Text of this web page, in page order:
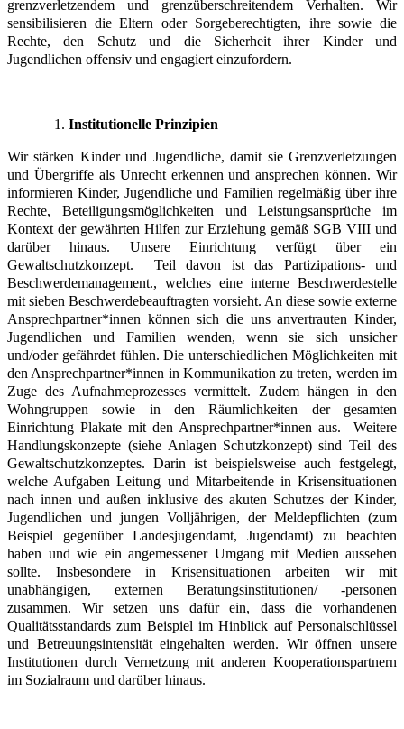
grenzverletzendem und grenzüberschreitendem Verhalten. Wir
sensibilisieren die Eltern oder Sorgeberechtigten, ihre sowie die
Rechte, den Schutz und die Sicherheit ihrer Kinder und
Jugendlichen offensiv und engagiert einzufordern.
Institutionelle Prinzipien
Wir stärken Kinder und Jugendliche, damit sie Grenzverletzungen
und Übergriffe als Unrecht erkennen und ansprechen können. Wir
informieren Kinder, Jugendliche und Familien regelmäßig über ihre
Rechte, Beteiligungsmöglichkeiten und Leistungsansprüche im
Kontext der gewährten Hilfen zur Erziehung gemäß SGB VIII und
darüber hinaus. Unsere Einrichtung verfügt über ein
Gewaltschutzkonzept. Teil davon ist das Partizipations- und
Beschwerdemanagement., welches eine interne Beschwerdestelle
mit sieben Beschwerdebeauftragten vorsieht. An diese sowie externe
Ansprechpartner*innen können sich die uns anvertrauten Kinder,
Jugendlichen und Familien wenden, wenn sie sich unsicher
und/oder gefährdet fühlen. Die unterschiedlichen Möglichkeiten mit
den Ansprechpartner*innen in Kommunikation zu treten, werden im
Zuge des Aufnahmeprozesses vermittelt. Zudem hängen in den
Wohngruppen sowie in den Räumlichkeiten der gesamten
Einrichtung Plakate mit den Ansprechpartner*innen aus. Weitere
Handlungskonzepte (siehe Anlagen Schutzkonzept) sind Teil des
Gewaltschutzkonzeptes. Darin ist beispielsweise auch festgelegt,
welche Aufgaben Leitung und Mitarbeitende in Krisensituationen
nach innen und außen inklusive des akuten Schutzes der Kinder,
Jugendlichen und jungen Volljährigen, der Meldepflichten (zum
Beispiel gegenüber Landesjugendamt, Jugendamt) zu beachten
haben und wie ein angemessener Umgang mit Medien aussehen
sollte. Insbesondere in Krisensituationen arbeiten wir mit
unabhängigen, externen Beratungsinstitutionen/ -personen
zusammen. Wir setzen uns dafür ein, dass die vorhandenen
Qualitätsstandards zum Beispiel im Hinblick auf Personalschlüssel
und Betreuungsintensität eingehalten werden. Wir öffnen unsere
Institutionen durch Vernetzung mit anderen Kooperationspartnern
im Sozialraum und darüber hinaus.